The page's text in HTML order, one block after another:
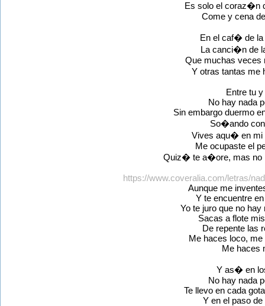
Es solo el coraz�n
Come y cena
En el caf� de
La canci�n de
Que muchas veces
Y otras tantas me
Entre tu
No hay nada
Sin embargo duermo
So�ando
Vives aqu� en mi
Me ocupaste el
Quiz� te a�ore, mas no
https://www.coveralia.com/letras/
Aunque me
Y te encuentre
Yo te juro que no hay
Sacas a flote
De repente las
Me haces loco,
Me haces
Y as� en
No hay nada
Te llevo en cada
Y en el paso de